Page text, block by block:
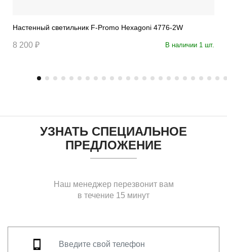
Настенный светильник F-Promo Hexagoni 4776-2W
8 200 ₽ В наличии 1 шт.
УЗНАТЬ СПЕЦИАЛЬНОЕ
ПРЕДЛОЖЕНИЕ
Наш менеджер перезвонит вам
в течение 15 минут